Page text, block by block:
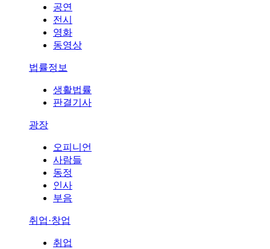
공연
전시
영화
동영상
법률정보
생활법률
판결기사
광장
오피니언
사람들
동정
인사
부음
취업·창업
취업